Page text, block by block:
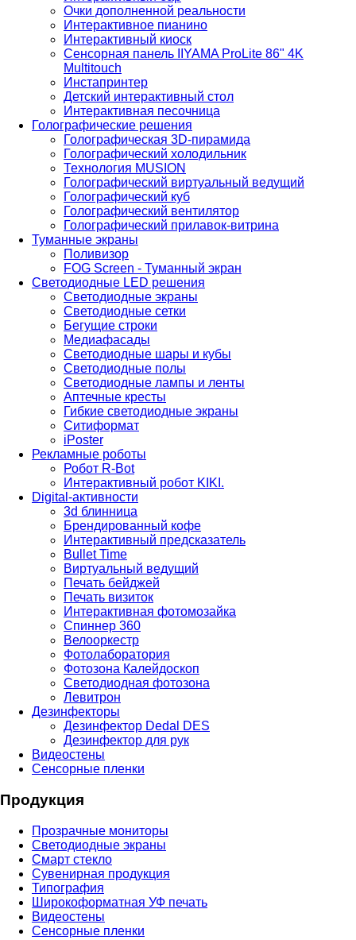
Очки дополненной реальности
Интерактивное пианино
Интерактивный киоск
Сенсорная панель IIYAMA ProLite 86" 4K
Multitouch
Инстапринтер
Детский интерактивный стол
Интерактивная песочница
Голографические решения
Голографическая 3D-пирамида
Голографический холодильник
Технология MUSION
Голографический виртуальный ведущий
Голографический куб
Голографический вентилятор
Голографический прилавок-витрина
Туманные экраны
Поливизор
FOG Screen - Туманный экран
Светодиодные LED решения
Светодиодные экраны
Светодиодные сетки
Бегущие строки
Медиафасады
Светодиодные шары и кубы
Светодиодные полы
Светодиодные лампы и ленты
Аптечные кресты
Гибкие светодиодные экраны
Ситиформат
iPoster
Рекламные роботы
Робот R-Bot
Интерактивный робот KIKI.
Digital-активности
3d блинница
Брендированный кофе
Интерактивный предсказатель
Bullet Time
Виртуальный ведущий
Печать бейджей
Печать визиток
Интерактивная фотомозайка
Спиннер 360
Велооркестр
Фотолаборатория
Фотозона Калейдоскоп
Светодиодная фотозона
Левитрон
Дезинфекторы
Дезинфектор Dedal DES
Дезинфектор для рук
Видеостены
Сенсорные пленки
Продукция
Прозрачные мониторы
Светодиодные экраны
Смарт стекло
Сувенирная продукция
Типография
Широкоформатная УФ печать
Видеостены
Сенсорные пленки